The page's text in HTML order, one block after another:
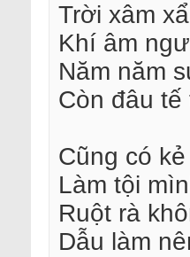
Trời xâm
Khí âm
Năm năm
Còn đâu
Cũng có
Làm tội
Ruột rà
Dẫu làm